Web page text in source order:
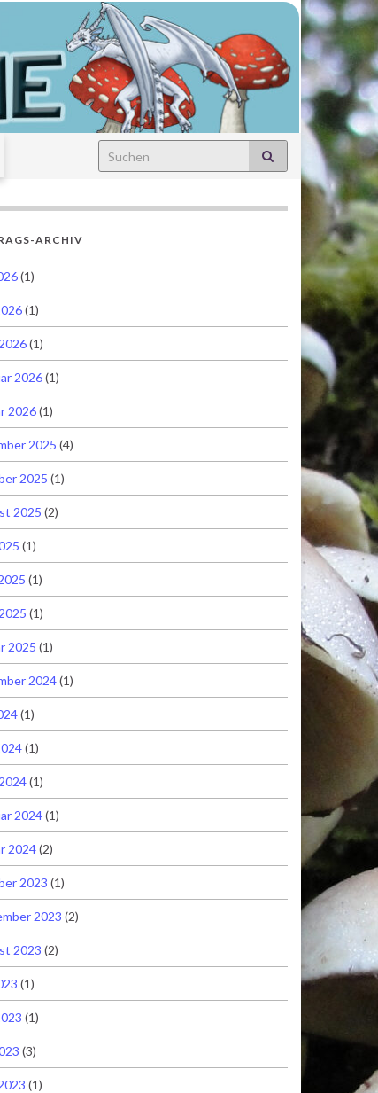
Search for:
ARCHIV
(1)
(1)
(1)
2026(1)
2026(1)
2025 (4)
2025 (1)
2025 (2)
(1)
(1)
(1)
2025 (1)
2024(1)
(1)
(1)
(1)
2024(1)
2024(2)
2023 (1)
2023 (2)
2023 (2)
(1)
(1)
(3)
(1)